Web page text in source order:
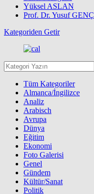
Yüksel ASLAN
Prof. Dr. Yusuf GENÇ
Kategoriden Getir
Tüm Kategoriler
Almanca/İngilizce
Analiz
Arabisch
Avrupa
Dünya
Eğitim
Ekonomi
Foto Galerisi
Genel
Gündem
Kültür/Sanat
Politik